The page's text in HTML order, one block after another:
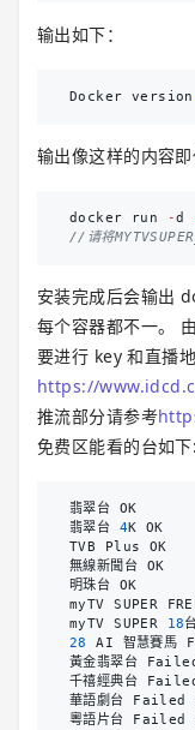
输出如下：
Docker version
输出像这样的内容
docker run -d
//请将
安装完成后会输出
每个容器都不一。
要进行 key 和直播
https://
推流部分请参考
免费区能看的台如
翡翠台
OK
翡翠台
4K
OK
TVB
Plus
OK
無線新聞台
OK
明珠台
OK
myTV
SUPER
myTV
SUPER 18
28
AI 智慧賽馬
黃金翡翠台
千禧經典台
華語劇台
Failed
粵語片台
Failed